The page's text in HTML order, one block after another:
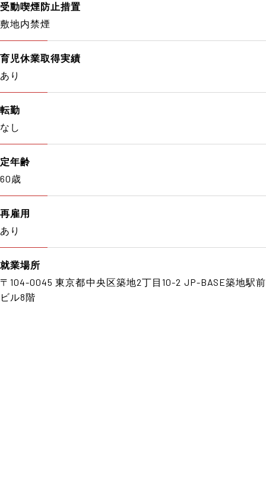
受動喫煙防止措置
敷地内禁煙
育児休業取得実績
あり
転勤
なし
定年齢
60歳
再雇用
あり
就業場所
〒104-0045 東京都中央区築地2丁目10-2 JP-BASE築地駅前
ビル8階